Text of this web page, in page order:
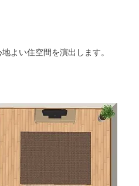
よい住空間を演出します。